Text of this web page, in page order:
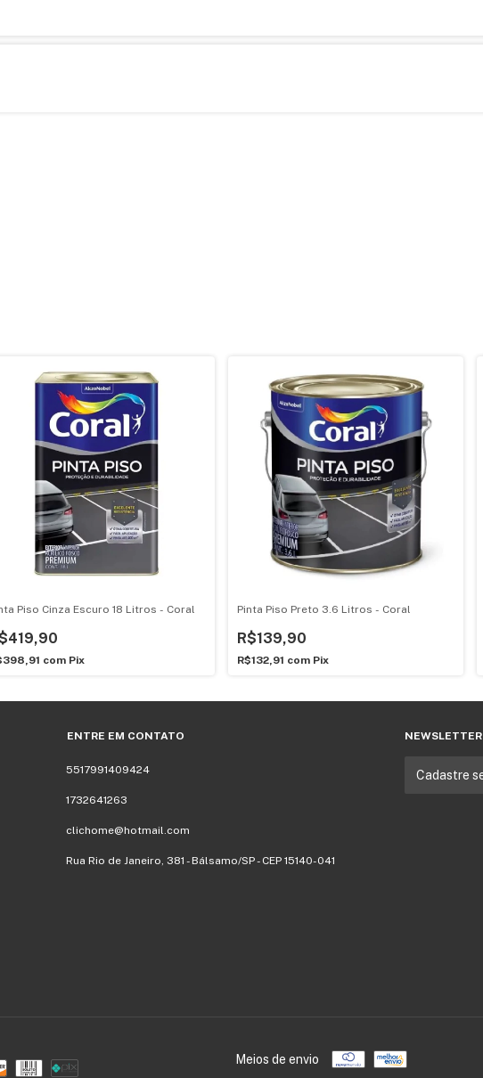
Piso Cinza Escuro 18 Litros - Coral
com Pix
Pinta Piso Preto 3.6 Litros - Coral
R$139,90
R$132,91 com Pix
ENTRE EM CONTATO
5517991409424
1732641263
clichome@hotmail.com
Rua Rio de Janeiro, 381 - Bálsamo/SP - CEP 15140-041
NEWSLETTER
Meios de envio